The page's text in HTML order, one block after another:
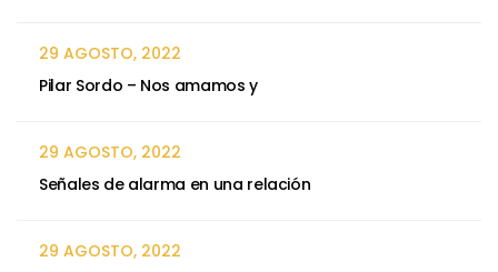
29 AGOSTO, 2022
Pilar Sordo – Nos amamos y
29 AGOSTO, 2022
Señales de alarma en una relación
29 AGOSTO, 2022